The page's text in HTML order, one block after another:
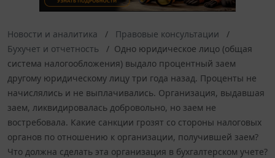
Новости и аналитика
Правовые консультации
Бухучет и отчетность
Одно юридическое лицо (общая
система налогообложения) выдало процентный заем
другому юридическому лицу три года назад. Проценты не
начислялись и не выплачивались. Организация, выдавшая
заем, ликвидировалась добровольно, но заем не
востребовала. Какие санкции грозят со стороны налоговых
органов по отношению к организации, получившей заем?
Что должна сделать эта организация в бухгалтерском учете?